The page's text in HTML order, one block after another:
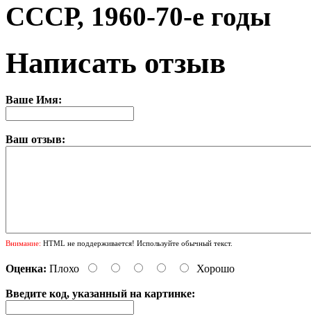
СССР, 1960-70-е годы
Написать отзыв
Ваше Имя:
Ваш отзыв:
Внимание: HTML не поддерживается! Используйте обычный текст.
Оценка: Плохо Хорошо
Введите код, указанный на картинке: